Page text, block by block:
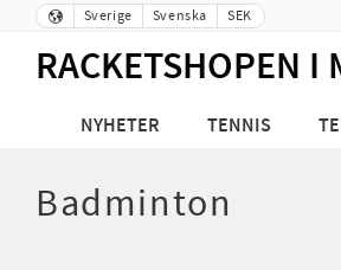
Sverige Svenska SEK
RACKETSHOPEN I
NYHETER TENNIS
Badminton